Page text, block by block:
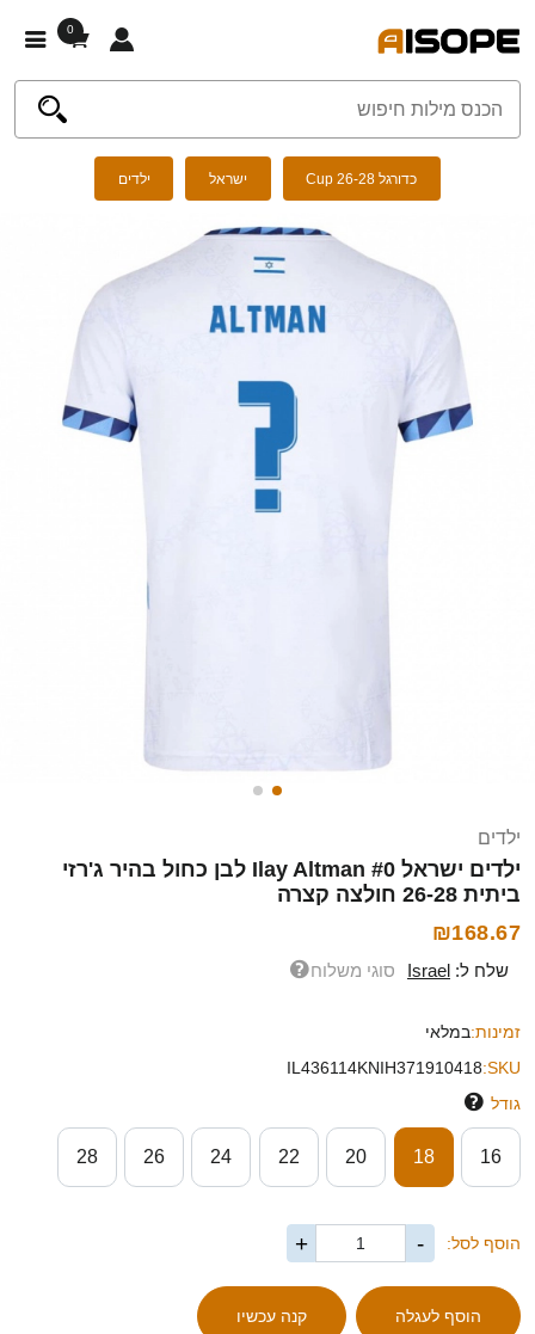
0
כדורגל Cup 26-28 ישראל ילדים
ילדים
ילדים ישראל Ilay Altman #0 לבן כחול בהיר ג'רזי
ביתית 26-28 חולצה קצרה
₪168.67
שלח ל: Israel סוגי משלוח
זמינות:במלאי
SKU:
IL436114KNIH371910418
גודל
16
18
20
22
24
26
28
הוסף לסל: -
+